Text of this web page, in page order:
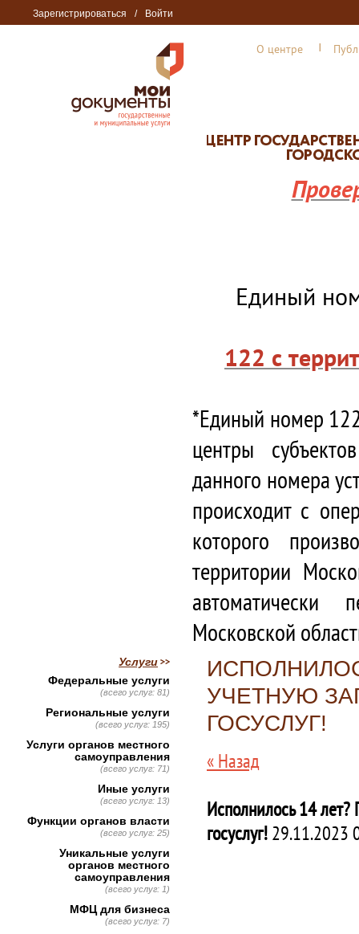
Зарегистрироваться / Войти
О центре
Единый
122 с
*Единый номер
центры
данного номера
происходит с
которого
территории
автоматически
Московской
УЧЕТНУЮ
ГОСУСЛУГ!
« Назад
Исполнилось 14 лет?
госуслуг!29.11.2023
Услуги
Федеральные услуги
(всего услуг: 81)
Региональные услуги
(всего услуг: 195)
Услуги органов местного
самоуправления
(всего услуг: 71)
Иные услуги
(всего услуг: 13)
Функции органов власти
(всего услуг: 25)
Уникальные услуги
органов местного
самоуправления
(всего услуг: 1)
МФЦ для бизнеса
(всего услуг: 7)